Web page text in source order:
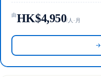
由HK$4,950/人·月